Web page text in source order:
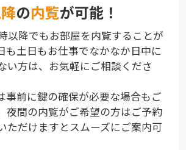
の内覧が可能！
以降でもお部屋を内覧することが
も土日もお仕事でなかなか日中に
い方は、お気軽にご相談くださ
事前に鍵の確保が必要な場合もご
夜間の内覧がご希望の方はご予約
ただけますとスムーズにご案内可